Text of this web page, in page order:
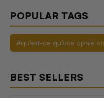
POPULAR TAGS
#qu’est-ce qu’une opale
BEST SELLERS